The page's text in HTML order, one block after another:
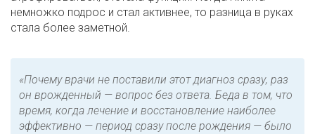
немножко подрос и стал активнее, то разница в руках
стала более заметной.
«Почему врачи не поставили этот диагноз сразу, раз
он врожденный — вопрос без ответа. Беда в том, что
время, когда лечение и восстановление наиболее
эффективно — период сразу после рождения — было